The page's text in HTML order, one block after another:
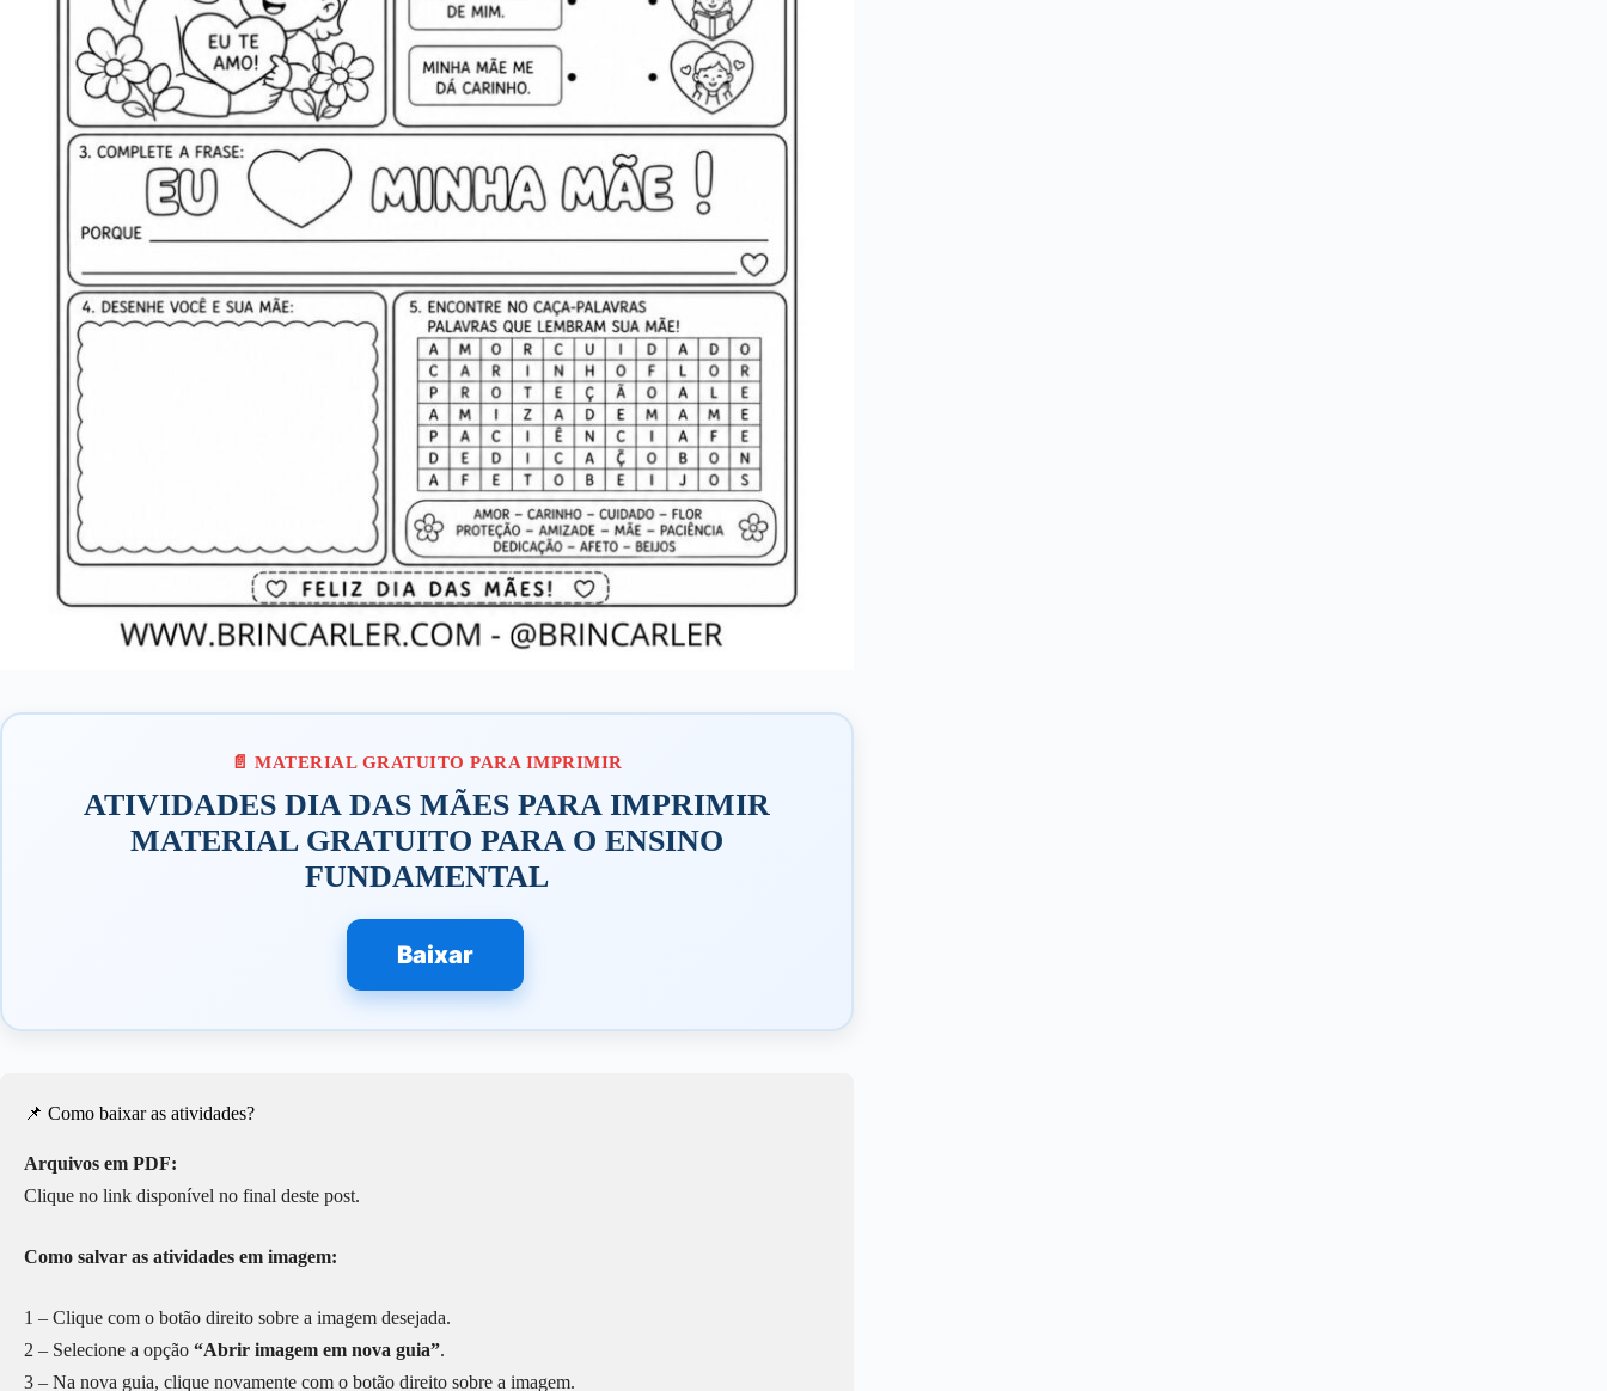
ATIVIDADES DIA DAS MÃES PARA IMPRIMIR
MATERIAL GRATUITO PARA O ENSINO
FUNDAMENTAL
Baixar
📌 Como baixar as atividades?
Arquivos em PDF:
Clique no link disponível no final deste post.
Como salvar as atividades em imagem:
1 – Clique com o botão direito sobre a imagem desejada.
2 – Selecione a opção “Abrir imagem em nova guia”.
3 – Na nova guia, clique novamente com o botão direito sobre a imagem.